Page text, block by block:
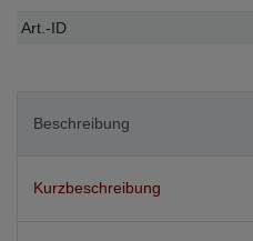
Technisches
Wert
Art.-ID
Beschreibung
Kurzbeschreibung